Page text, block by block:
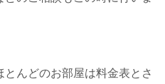
んどのお部屋は料金表とさ